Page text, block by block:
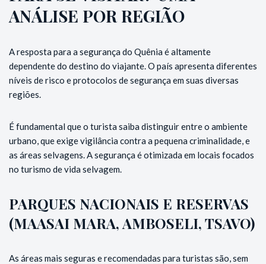
ANÁLISE POR REGIÃO
A resposta para a segurança do Quênia é altamente
dependente do destino do viajante. O país apresenta diferentes
níveis de risco e protocolos de segurança em suas diversas
regiões.
É fundamental que o turista saiba distinguir entre o ambiente
urbano, que exige vigilância contra a pequena criminalidade, e
as áreas selvagens. A segurança é otimizada em locais focados
no turismo de vida selvagem.
PARQUES NACIONAIS E RESERVAS
(MAASAI MARA, AMBOSELI, TSAVO)
As áreas mais seguras e recomendadas para turistas são, sem